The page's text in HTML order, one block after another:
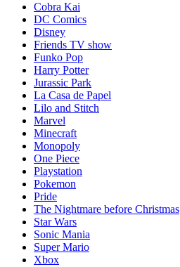
Cobra Kai
DC Comics
Disney
Friends TV show
Funko Pop
Harry Potter
Jurassic Park
La Casa de Papel
Lilo and Stitch
Marvel
Minecraft
Monopoly
One Piece
Playstation
Pokemon
Pride
The Nightmare before Christmas
Star Wars
Sonic Mania
Super Mario
Xbox